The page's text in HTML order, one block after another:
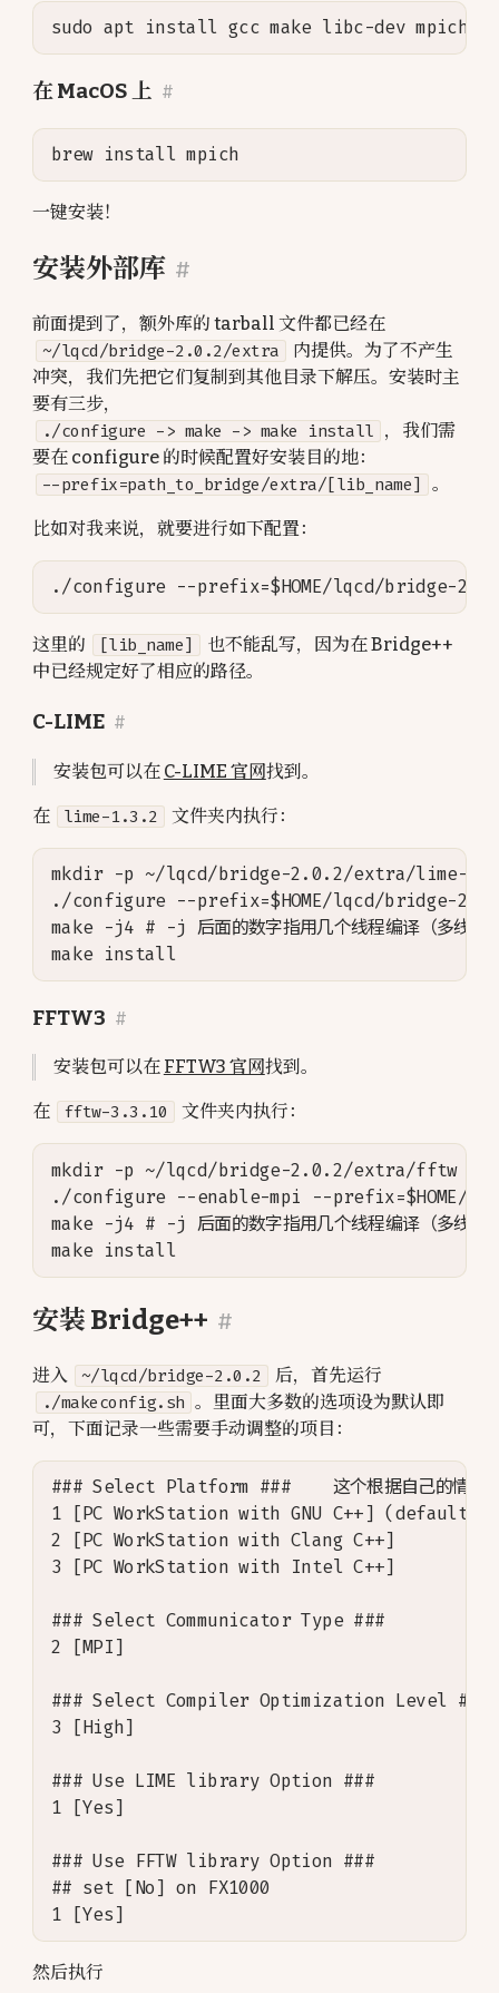
在 MacOS 上 #
一键安装！
安装外部库 #
前面提到了，额外库的 tarball 文件都已经在
~/lqcd/bridge-2.0.2/extra
内提供。为了不产生
冲突，我们先把它们复制到其他目录下解压。安装时主
要有三步，
./configure -> make -> make install ，我们需
要在 configure 的时候配置好安装目的地：
--prefix=path_to_bridge/extra/[lib_name] 。
比如对我来说，就要进行如下配置：
这里的 [lib_name]
也不能乱写，因为在 Bridge++
中已经规定好了相应的路径。
C-LIME #
安装包可以在 C-LIME 官网找到。
在 lime-1.3.2 文件夹内执行：
mkdir -p ~/lqcd/bridge-2.0.2/extra/lime-
./configure --prefix=$HOME/lqcd/bridge-
make -j4 # -j 后面的数字指用几个线程编译（多线程
FFTW3 #
安装包可以在 FFTW3 官网找到。
在 fftw-3.3.10 文件夹内执行：
mkdir -p ~/lqcd/bridge-2.0.2/extra/fftw
./configure --enable-mpi --prefix=$HOME/
make -j4 # -j 后面的数字指用几个线程编译（多线程
安装 Bridge++ #
进入 ~/lqcd/bridge-2.0.2 后，首先运行
./makeconfig.sh 。里面大多数的选项设为默认即
可，下面记录一些需要手动调整的项目：
### Select Platform ###    这个根据自己的情况
1 [PC WorkStation with GNU C++] (default)
2 [PC WorkStation with Clang C++]
3 [PC WorkStation with Intel C++]
### Select Communicator Type ###
2 [MPI]
### Select Compiler Optimization Level ###
3 [High]
### Use LIME library Option ###
1 [Yes]
### Use FFTW library Option ###
## set [No] on FX1000
然后执行